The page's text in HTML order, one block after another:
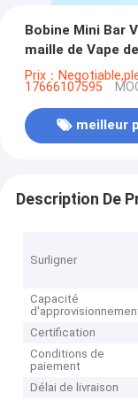
Bobine Mini Bar
maille de Vape
Prix：
17666107595
meilleur
Description De
Surligner
Capacité
Certification
Conditions de
paiement
Délai de livraison